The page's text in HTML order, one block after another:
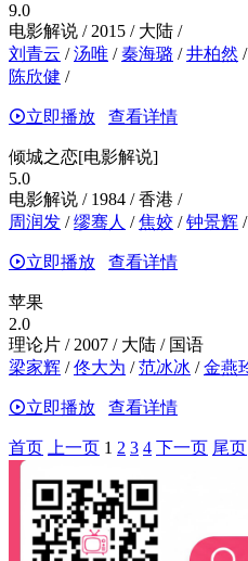
9.0
电影解说 / 2015 / 大陆 /
刘青云 /汤唯 /秦海璐 /井柏然 /
陈欣健 /
立即播放 查看详情
倾城之恋[电影解说]
5.0
电影解说 / 1984 / 香港 /
周润发 /缪骞人 /焦姣 /钟景辉 /
立即播放 查看详情
苹果
2.0
理论片 / 2007 / 大陆 / 国语
梁家辉 /佟大为 /范冰冰 /金燕
立即播放 查看详情
首页 上一页 1 2 3 4 下一页 尾页